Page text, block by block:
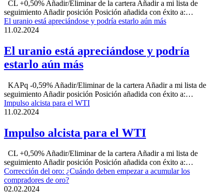
CL +0,50% Añadir/Eliminar de la cartera Añadir a mi lista de
seguimiento Añadir posición Posición añadida con éxito a:…
El uranio está apreciándose y podría estarlo aún más
11.02.2024
El uranio está apreciándose y podría
estarlo aún más
KAPq -0,59% Añadir/Eliminar de la cartera Añadir a mi lista de
seguimiento Añadir posición Posición añadida con éxito a:…
Impulso alcista para el WTI
11.02.2024
Impulso alcista para el WTI
CL +0,50% Añadir/Eliminar de la cartera Añadir a mi lista de
seguimiento Añadir posición Posición añadida con éxito a:…
Corrección del oro: ¿Cuándo deben empezar a acumular los
compradores de oro?
02.02.2024